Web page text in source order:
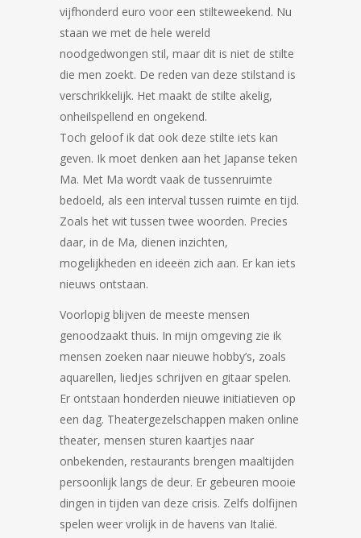
vijfhonderd euro voor een stilteweekend. Nu
staan we met de hele wereld
noodgedwongen stil, maar dit is niet de stilte
die men zoekt. De reden van deze stilstand is
verschrikkelijk. Het maakt de stilte akelig,
onheilspellend en ongekend.
Toch geloof ik dat ook deze stilte iets kan
geven. Ik moet denken aan het Japanse teken
Ma. Met Ma wordt vaak de tussenruimte
bedoeld, als een interval tussen ruimte en tijd.
Zoals het wit tussen twee woorden. Precies
daar, in de Ma, dienen inzichten,
mogelijkheden en ideeën zich aan. Er kan iets
nieuws ontstaan.
Voorlopig blijven de meeste mensen
genoodzaakt thuis. In mijn omgeving zie ik
mensen zoeken naar nieuwe hobby’s, zoals
aquarellen, liedjes schrijven en gitaar spelen.
Er ontstaan honderden nieuwe initiatieven op
een dag. Theatergezelschappen maken online
theater, mensen sturen kaartjes naar
onbekenden, restaurants brengen maaltijden
persoonlijk langs de deur. Er gebeuren mooie
dingen in tijden van deze crisis. Zelfs dolfijnen
spelen weer vrolijk in de havens van Italië.